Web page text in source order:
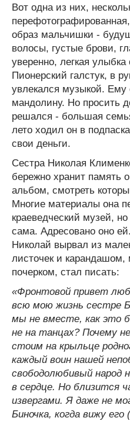
Вот одна из них,
образ мальчишки -
волосы, густые брови,
уверенно, легкая улыбка
Пионерский галстук, в
увлекался музыкой. Ему
мандолину. Но просить
решался - большая
лето ходил он в
свои деньги.
Сестра Николая
бережно хранит память
альбом, смотреть
Многие материалы она
краеведческий музей,
сама. Адресовано оно
Николай вырвал из
листочек и
почерком, стал писать:
«Фронтовой привет
всю мою жизнь сестре
мы не вместе, как это
не на танцах? Почему
стоим на крыльце
каждый воин нашей
свободолюбивый народ
в сердце. Но близится
извергами. Я даже не
Биночка, когда вижу